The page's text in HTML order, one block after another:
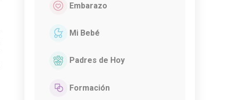
Embarazo
Mi Bebé
Padres de Hoy
Formación